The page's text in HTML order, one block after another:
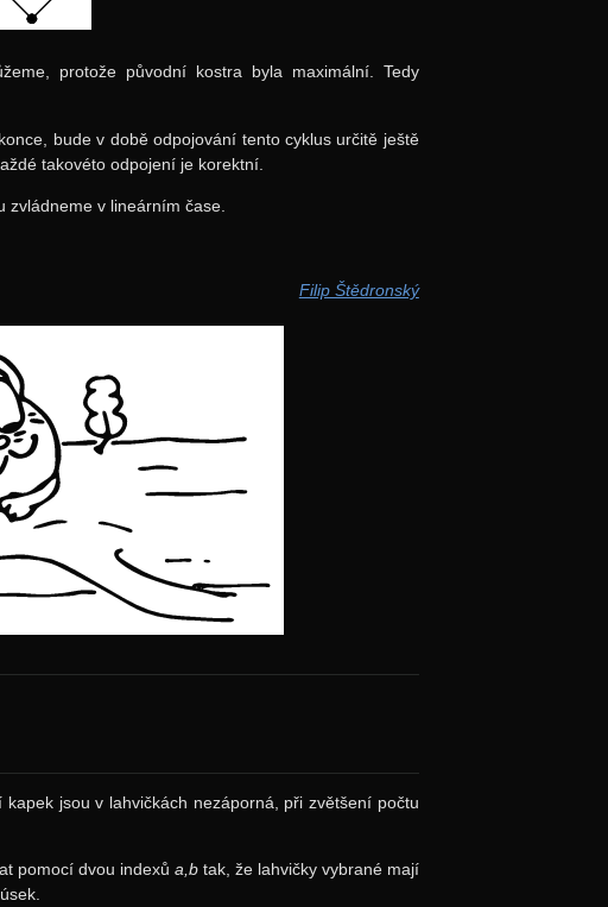
protože původní kostra byla maximální. Tedy
bude v době odpojování tento cyklus určitě ještě
takovéto odpojení je korektní.
zvládneme v lineárním čase.
Filip Štědronský
jsou v lahvičkách nezáporná, při zvětšení počtu
pomocí dvou indexů a,btak, že lahvičky vybrané mají